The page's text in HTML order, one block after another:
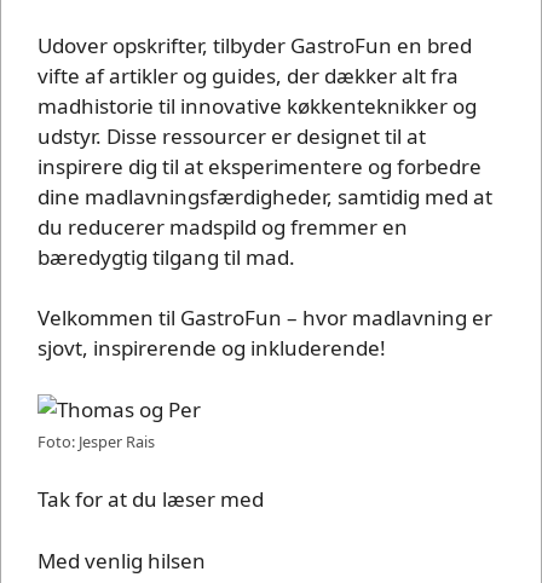
Udover opskrifter, tilbyder GastroFun en bred
vifte af artikler og guides, der dækker alt fra
madhistorie til innovative køkkenteknikker og
udstyr. Disse ressourcer er designet til at
inspirere dig til at eksperimentere og forbedre
dine madlavningsfærdigheder, samtidig med at
du reducerer madspild og fremmer en
bæredygtig tilgang til mad.
Velkommen til GastroFun – hvor madlavning er
sjovt, inspirerende og inkluderende!
Foto: Jesper Rais
Tak for at du læser med
Med venlig hilsen